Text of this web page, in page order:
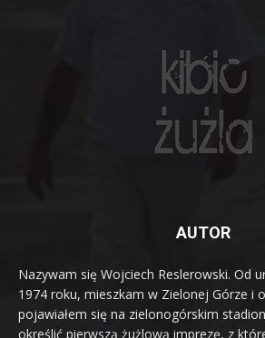
AUTOR
Nazywam się Wojciech Reslerowski. Od
1974 roku, mieszkam w Zielonej Górze i
pojawiałem się na zielonogórskim
określić pierwszą żużlową imprezę, z